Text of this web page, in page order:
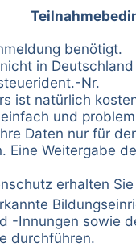
benötigt.
in
Nr.
ist natürlich
und
Daten nur für
Eine Weitergabe
erhalten
-Innungen sowie
durchführen.